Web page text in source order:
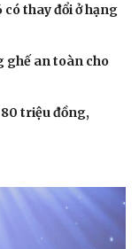
có thay đổi ở hạng
ghế an toàn cho
triệu đồng,